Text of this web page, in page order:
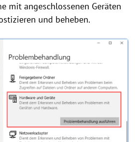
mit angeschlossenen Geräten
und beheben.